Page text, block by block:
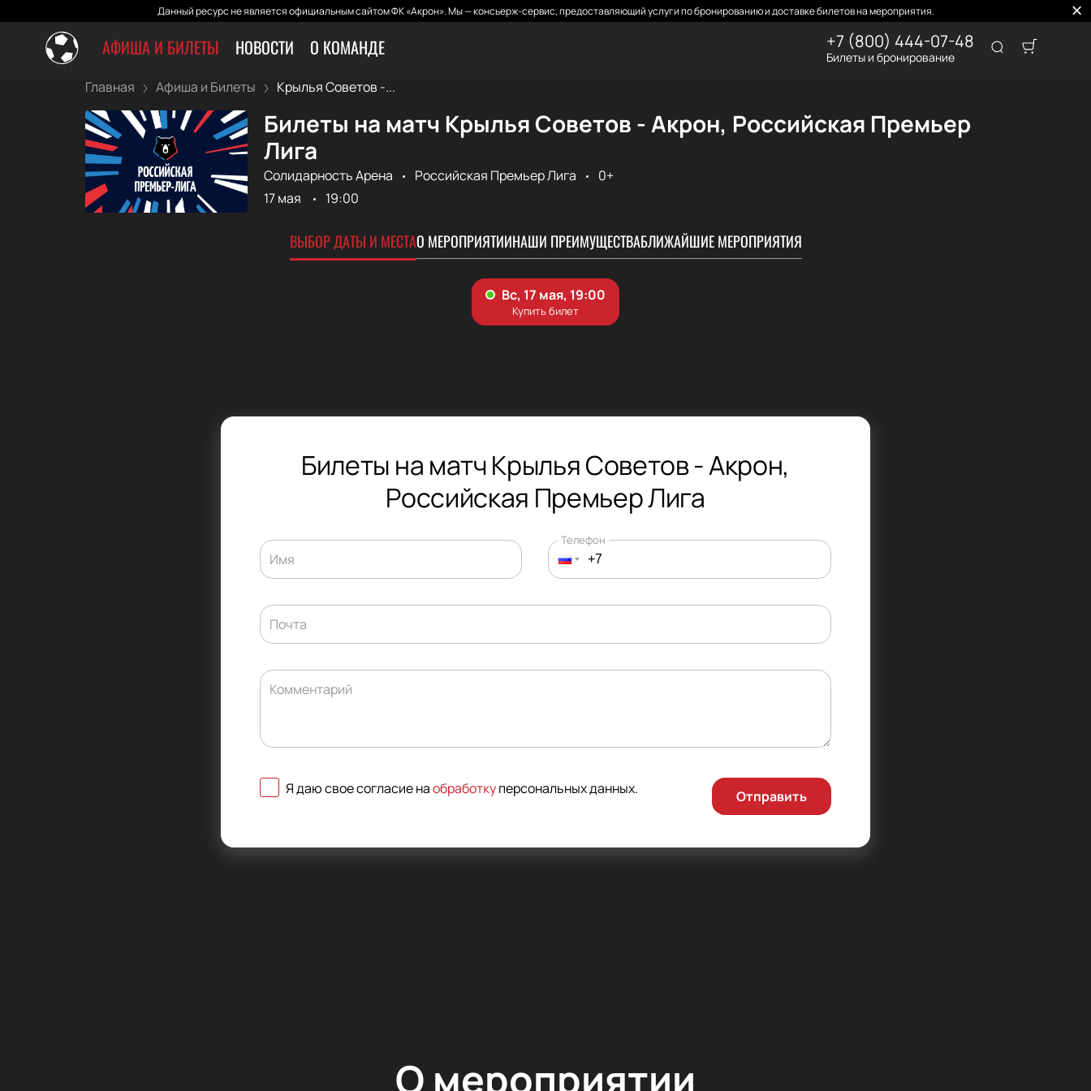
Данный ресурс не является официальным сайтом ФК «Акрон». Мы — консьерж-сервис, предоставляющий услуги по бронированию и доставке билетов на мероприятия.
АФИША И БИЛЕТЫ НОВОСТИ О КОМАНДЕ +7 (800) 444-07-48
Билеты и бронирование
Главная Афиша и Билеты Крылья Советов -...
Билеты на матч Крылья Советов - Акрон, Российская Премьер
Лига
Солидарность Арена Российская Премьер Лига
0+
17 мая
19:00
ВЫБОР ДАТЫ И МЕСТАО МЕРОПРИЯТИИНАШИ ПРЕИМУЩЕСТВАБЛИЖАЙШИЕ МЕРОПРИЯТИЯ
Билеты на матч Крылья Советов - Акрон,
Российская Премьер Лига
Имя
Телефон
Почта
Комментарий
Я даю свое согласие наобработкуперсональных данных. Отправить
О мероприятии